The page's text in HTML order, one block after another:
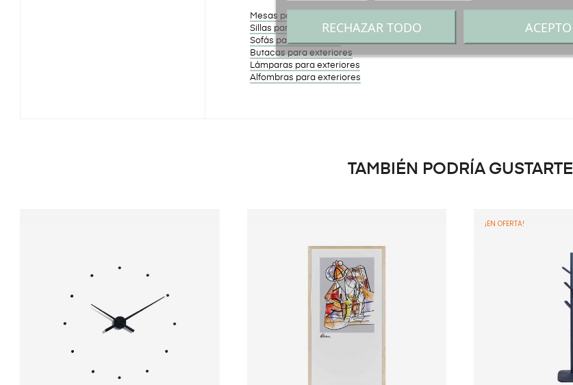
Mesas para exteriores
Sillas para exteriores
Sofás para exteriores
Butacas para exteriores
Lámparas para exteriores
Alfombras para exteriores
TAMBIÉN PODRÍA GUSTARTE
¡EN OFERTA!
RECHAZAR TODO ACEPTO